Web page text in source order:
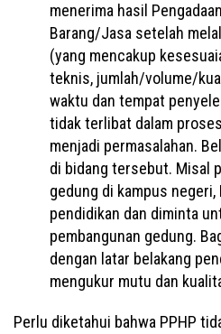
menerima hasil Pengadaan
Barang/Jasa setelah
(yang mencakup
teknis, jumlah/volume/
waktu dan tempat
tidak terlibat dalam
menjadi permasalahan.
di bidang tersebut. Misal
gedung di kampus negeri,
pendidikan dan diminta
pembangunan gedung.
dengan latar belakang
mengukur mutu dan
Perlu diketahui bahwa PPHP